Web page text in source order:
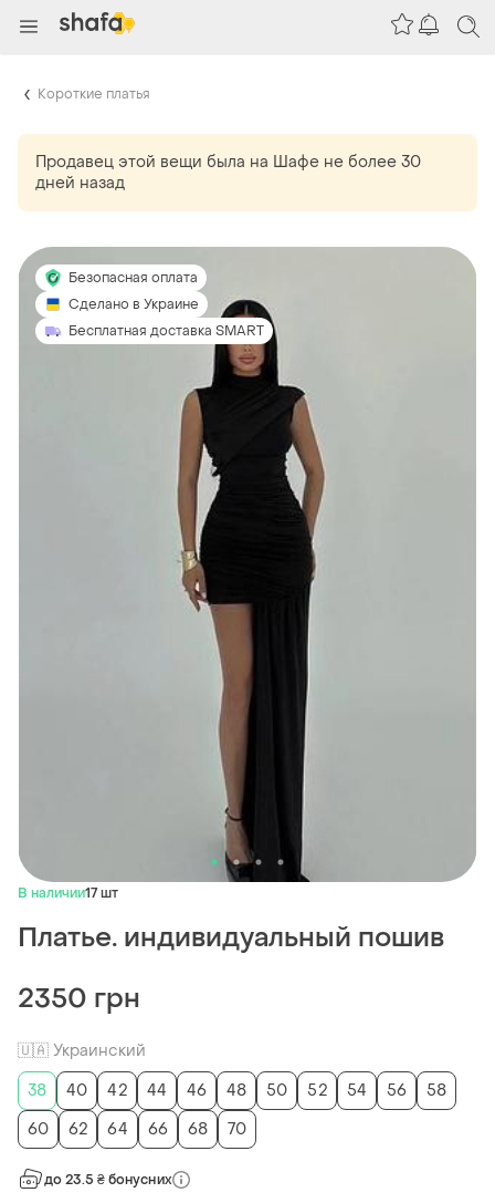
Короткие платья
Продавец этой вещи была на Шафе не более 30
дней назад
Безопасная оплата
Сделано в Украине
Бесплатная доставка SMART
В наличии17 шт
Платье. индивидуальный пошив
2350 грн
🇺🇦 Украинский
38
40 42 44 46 48 50 52 54 56
58
60
62 64 66 68 70
до 23.5 ₴ бонусних